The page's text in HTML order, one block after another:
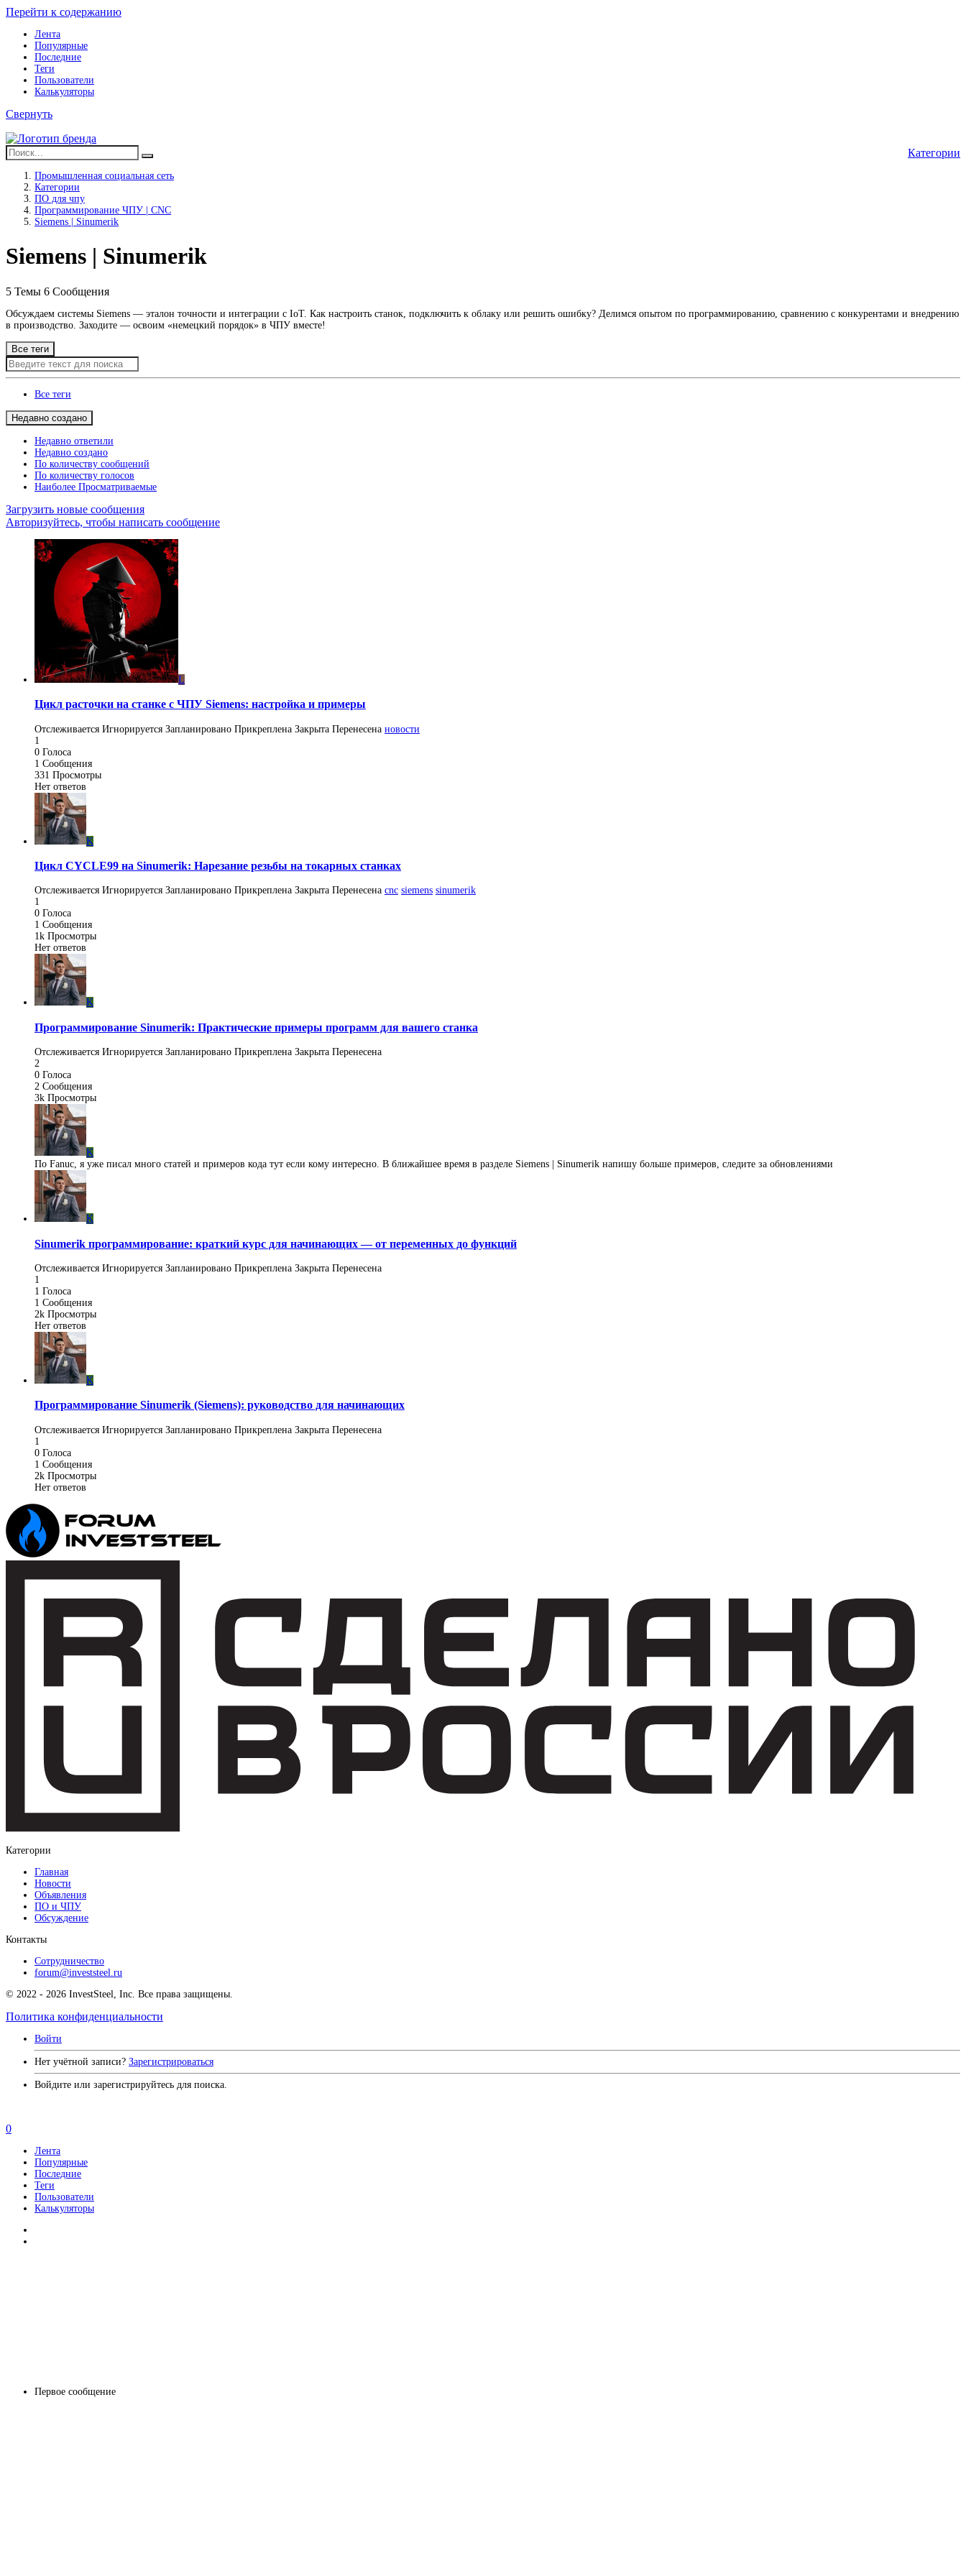
Перейти к содержанию
Лента
Популярные
Последние
Теги
Пользователи
Калькуляторы
Свернуть
Категории
Промышленная социальная сеть
Категории
ПO для чпу
Программирование ЧПУ | CNC
Siemens | Sinumerik
Siemens | Sinumerik
5 Темы 6 Сообщения
Обсуждаем системы Siemens — эталон точности и интеграции с IoT. Как настроить станок, подключить к облаку или решить ошибку? Делимся опытом по программированию, сравнению с конкурентами и внедрению
в производство. Заходите — освоим «немецкий порядок» в ЧПУ вместе!
Все теги
Все теги
Недавно создано
Недавно ответили
Недавно создано
По количеству сообщений
По количеству голосов
Наиболее Просматриваемые
Загрузить новые сообщения
Авторизуйтесь, чтобы написать сообщение
L
Цикл расточки на станке с ЧПУ Siemens: настройка и примеры
Отслеживается Игнорируется Запланировано Прикреплена Закрыта Перенесена новости
1
0 Голоса
1 Сообщения
331 Просмотры
Нет ответов
K
Цикл CYCLE99 на Sinumerik: Нарезание резьбы на токарных станках
Отслеживается Игнорируется Запланировано Прикреплена Закрыта Перенесена cnc siemens sinumerik
1
0 Голоса
1 Сообщения
1k Просмотры
Нет ответов
K
Программирование Sinumerik: Практические примеры программ для вашего станка
Отслеживается Игнорируется Запланировано Прикреплена Закрыта Перенесена
2
0 Голоса
2 Сообщения
3k Просмотры
K
По Fanuc, я уже писал много статей и примеров кода тут если кому интересно. В ближайшее время в разделе Siemens | Sinumerik напишу больше примеров, следите за обновлениями
K
Sinumerik программирование: краткий курс для начинающих — от переменных до функций
Отслеживается Игнорируется Запланировано Прикреплена Закрыта Перенесена
1
1 Голоса
1 Сообщения
2k Просмотры
Нет ответов
K
Программирование Sinumerik (Siemens): руководство для начинающих
Отслеживается Игнорируется Запланировано Прикреплена Закрыта Перенесена
1
0 Голоса
1 Сообщения
2k Просмотры
Нет ответов
Категории
Главная
Новости
Объявления
ПО и ЧПУ
Обсуждение
Контакты
Сотрудничество
forum@investsteel.ru
© 2022 - 2026 InvestSteel, Inc. Все права защищены.
Политика конфиденциальности
Войти
Нет учётной записи? Зарегистрироваться
Войдите или зарегистрируйтесь для поиска.
Первое сообщение
0
Лента
Популярные
Последние
Теги
Пользователи
Калькуляторы